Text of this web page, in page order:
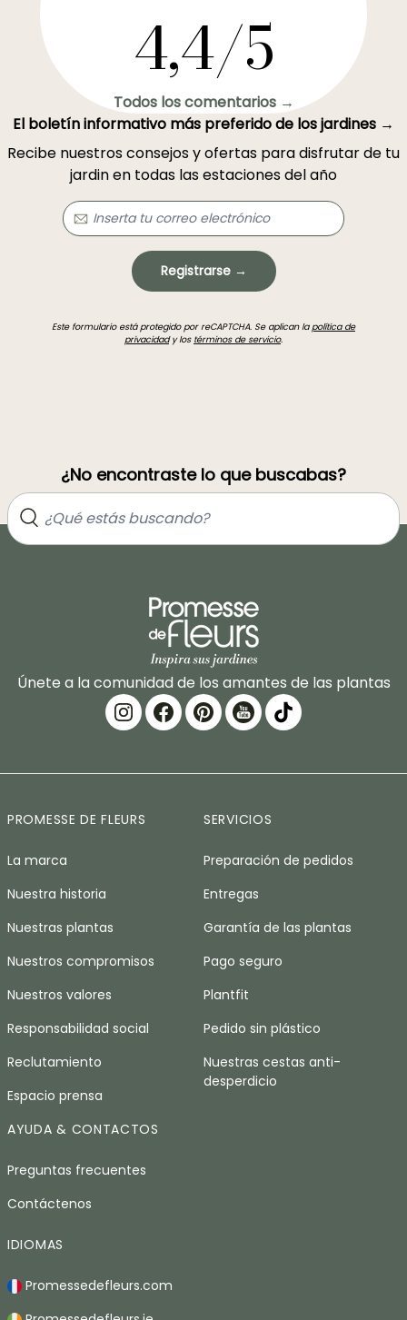
4,4/5
Todos los comentarios →
El boletín informativo más preferido de los jardines →
Recibe nuestros consejos y ofertas para disfrutar de tu
jardin en todas las estaciones del año
Registrarse →
Este formulario está protegido por reCAPTCHA. Se aplican lapolítica de
privacidady los términos de servicio.
¿No encontraste lo que buscabas?
Únete a la comunidad de los amantes de las plantas
PROMESSE DE FLEURS
La marca
Nuestra historia
Nuestras plantas
Nuestros compromisos
Nuestros valores
Responsabilidad social
Reclutamiento
Espacio prensa
SERVICIOS
Preparación de pedidos
Entregas
Garantía de las plantas
Pago seguro
Plantfit
Pedido sin plástico
Nuestras cestas anti-
desperdicio
AYUDA & CONTACTOS
Preguntas frecuentes
Contáctenos
IDIOMAS
Promessedefleurs.com